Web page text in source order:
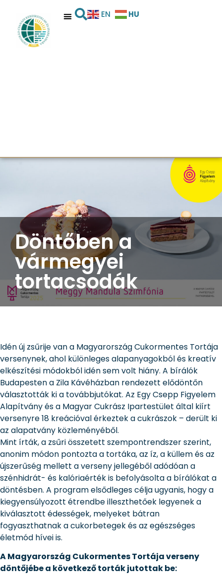
EN HU
Döntőben a
vármegyei
tortacsodák
Idén új zsűrije van a Magyarország Cukormentes Tortája
versenynek, ahol különleges alapanyagokból és kreatív
elkészítési módokból idén sem volt hiány. A bírálók
Budapesten a Zila Kávéházban rendezett elődöntőn
választották ki a továbbjutókat. Az Egy Csepp Figyelem
Alapítvány és a Magyar Cukrász Ipartestület által kiírt
versenyre 18 kreációval érkeztek a cukrászok – derült ki
az alapatvány közleményéből.
Mint írták, a zsűri összetett szempontrendszer szerint,
anonim módon pontozta a tortáka, az íz, a küllem és az
újszerűség mellett a verseny jellegéből adódóan a
szénhidrát- és kalóriaérték is befolyásolta a bírálókat a
döntésben. A program elsődleges célja ugyanis, hogy a
kiegyensúlyozott étrendbe illeszthetőek legyenek a
kiválasztott édességek, melyeket bátran
fogyaszthatnak a cukorbetegek és az egészséges
életmód hívei is.
A Magyarország Cukormentes Tortája verseny
döntőjébe a következő torták jutottak be: